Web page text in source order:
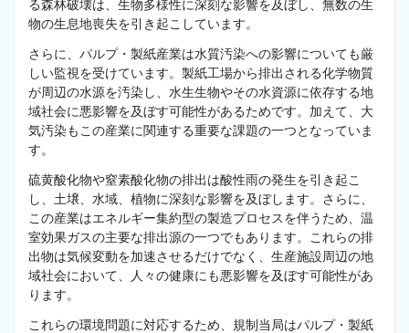
る森林破壊は、生物多様性に深刻な影響を及ぼし、無数の生
物の生息地喪失を引き起こしています。
さらに、パルプ・製紙産業は水質汚染への影響についても厳
しい監視を受けています。製紙工場から排出される化学物質
が周辺の水源を汚染し、水生生物やその水資源に依存する地
域社会に悪影響を及ぼす可能性があるためです。加えて、大
気汚染もこの産業に関連する重要な課題の一つとなっていま
す。
硫黄酸化物や窒素酸化物の排出は酸性雨の発生を引き起こ
し、土壌、水域、植物に深刻な影響を及ぼします。さらに、
この産業はエネルギー集約型の製造プロセスを伴うため、温
室効果ガスの主要な排出源の一つでもあります。これらの排
出物は気候変動を加速させるだけでなく、生産施設周辺の地
域社会において、人々の健康にも悪影響を及ぼす可能性があ
ります。
これらの環境問題に対応するため、規制当局はパルプ・製紙